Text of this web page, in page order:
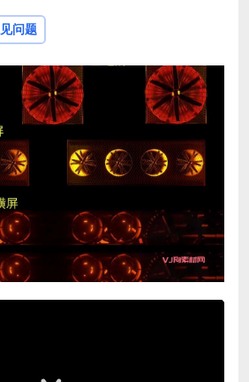
问题